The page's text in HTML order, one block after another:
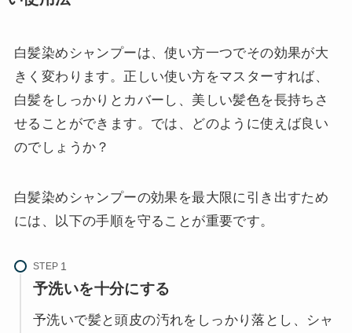
白髪染めシャンプーは、使い方一つでその効果が大
きく変わります。正しい使い方をマスターすれば、
白髪をしっかりとカバーし、美しい髪色を長持ちさ
せることができます。では、どのように使えば良い
のでしょうか？
白髪染めシャンプーの効果を最大限に引き出すため
には、以下の手順を守ることが重要です。
STEP
予洗いを十分にする
予洗いで髪と頭皮の汚れをしっかり落とし、シャ